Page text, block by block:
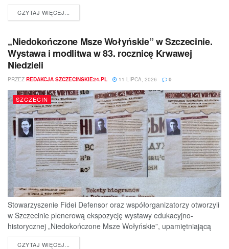
CZYTAJ WIĘCEJ...
„Niedokończone Msze Wołyńskie” w Szczecinie.
Wystawa i modlitwa w 83. rocznicę Krwawej
Niedzieli
PRZEZ REDAKCJA SZCZECINSKIE24.PL 11 LIPCA, 2026 0
SZCZECIN
Stowarzyszenie Fidei Defensor oraz współorganizatorzy otworzyli
w Szczecinie plenerową ekspozycję wystawy edukacyjno-
historycznej „Niedokończone Msze Wołyńskie”, upamiętniającą
ofiary jednej z najtragiczniejszych...
CZYTAJ WIĘCEJ...